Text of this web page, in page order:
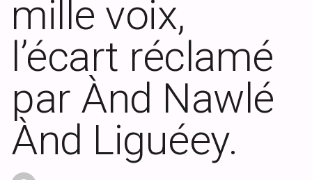
mille voix,
l’écart réclamé
par Ànd Nawlé
Ànd Liguéey.